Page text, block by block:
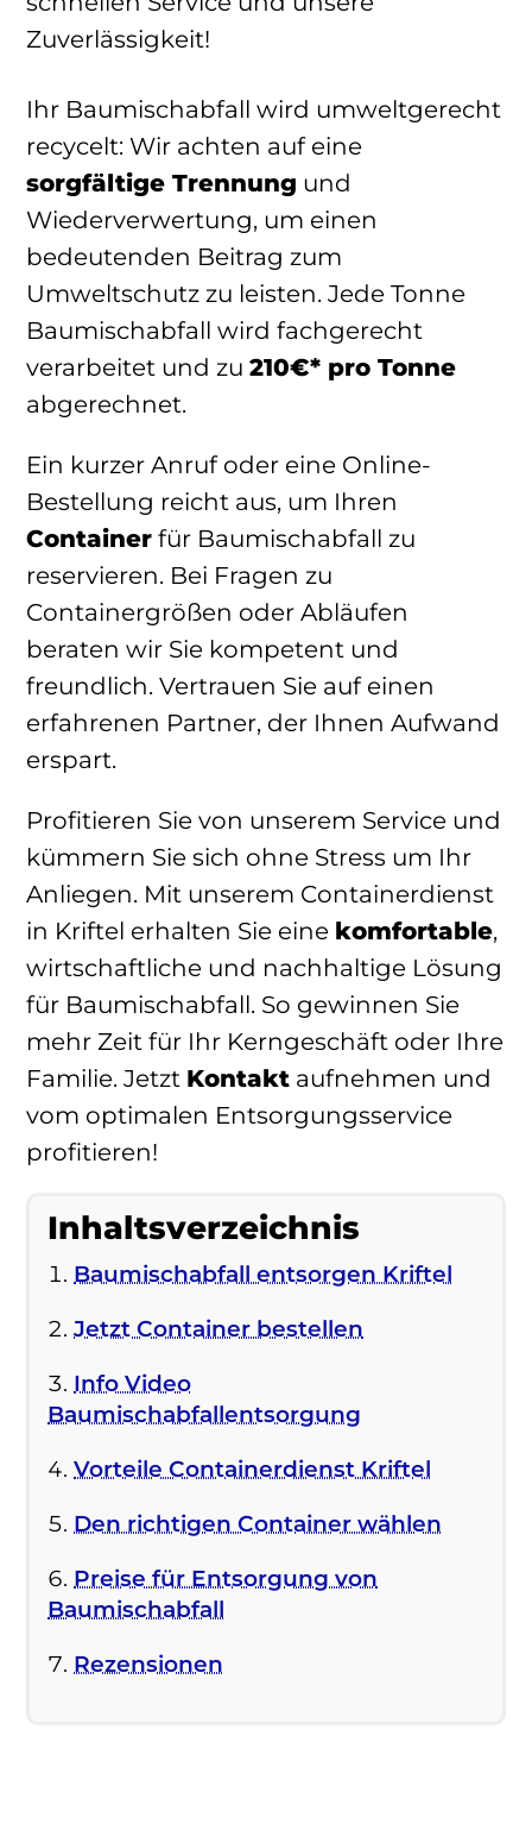
Zuverlässigkeit!
Ihr Baumischabfall wird umweltgerecht
recycelt: Wir achten auf eine
sorgfältige Trennung und
Wiederverwertung, um einen
bedeutenden Beitrag zum
Umweltschutz zu leisten. Jede Tonne
Baumischabfall wird fachgerecht
verarbeitet und zu 210€* pro Tonne
abgerechnet.
Ein kurzer Anruf oder eine Online-
Bestellung reicht aus, um Ihren
Container für Baumischabfall zu
reservieren. Bei Fragen zu
Containergrößen oder Abläufen
beraten wir Sie kompetent und
freundlich. Vertrauen Sie auf einen
erfahrenen Partner, der Ihnen Aufwand
erspart.
Profitieren Sie von unserem Service und
kümmern Sie sich ohne Stress um Ihr
Anliegen. Mit unserem Containerdienst
in Kriftel erhalten Sie eine komfortable,
wirtschaftliche und nachhaltige Lösung
für Baumischabfall. So gewinnen Sie
mehr Zeit für Ihr Kerngeschäft oder Ihre
Familie. Jetzt Kontakt aufnehmen und
vom optimalen Entsorgungsservice
profitieren!
Inhaltsverzeichnis
Baumischabfall entsorgen Kriftel
Jetzt Container bestellen
Info Video
Baumischabfallentsorgung
Vorteile Containerdienst Kriftel
Den richtigen Container wählen
Preise für Entsorgung von
Baumischabfall
Rezensionen